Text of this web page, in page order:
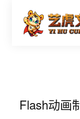
Flash动
Flash动画